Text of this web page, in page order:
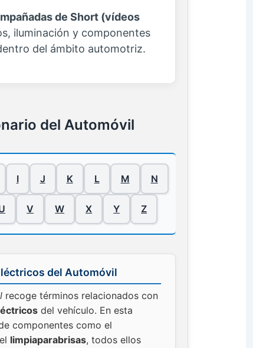
de Short (vídeos
iluminación y componentes
del ámbito automotriz.
del Automóvil
I J K L M N
V W X Y Z
del Automóvil
recoge términos relacionados con
del vehículo. En esta
componentes como el
limpiaparabrisas, todos ellos